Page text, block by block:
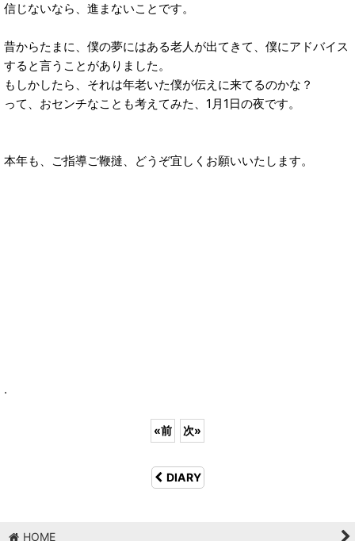
信じないなら、進まないことです。
昔からたまに、僕の夢にはある老人が出てきて、僕にアドバイス
すると言うことがありました。
もしかしたら、それは年老いた僕が伝えに来てるのかな？
って、おセンチなことも考えてみた、1月1日の夜です。
本年も、ご指導ご鞭撻、どうぞ宜しくお願いいたします。
.
«前 次»
DIARY
HOME